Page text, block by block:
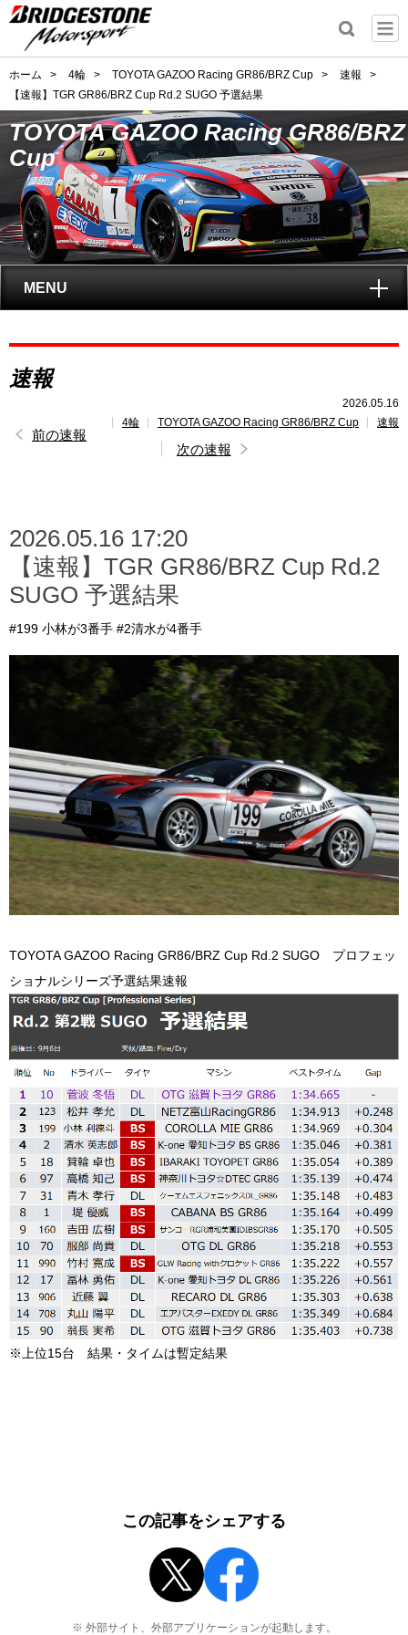
ホーム > 4輪 > TOYOTA GAZOO Racing GR86/BRZ Cup > 速報
>
【速報】TGR GR86/BRZ Cup Rd.2 SUGO 予選結果
TOYOTA GAZOO Racing GR86/BRZ
Cup
MENU
GAZOO Racing GR86/BRZ Cupとは?
レポート
ポイント ランキング
GAZOO Racing GR86/BRZ Cup INSIGHT
速報
2026.05.16
4輪
TOYOTA GAZOO Racing GR86/BRZ Cup 速報
前の速報
次の速報
2026.05.16 17:20
【速報】TGR GR86/BRZ Cup Rd.2
SUGO 予選結果
#199 小林が3番手 #2清水が4番手
TOYOTA GAZOO Racing GR86/BRZ Cup Rd.2 SUGO プロフェッ
ショナルシリーズ予選結果速報
※上位15台 結果・タイムは暫定結果
この記事をシェアする
※ 外部サイト、外部アプリケーションが起動します。